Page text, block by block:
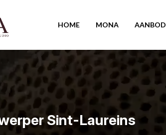
HOME MONA AANBOD
Sint-Laureins